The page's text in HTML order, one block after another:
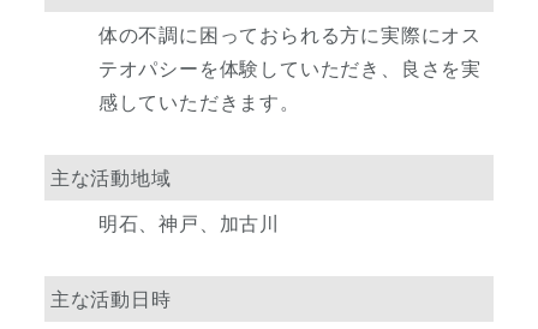
体の不調に困っておられる方に実際にオス
テオパシーを体験していただき、良さを実
感していただきます。
主な活動地域
明石、神戸、加古川
主な活動日時